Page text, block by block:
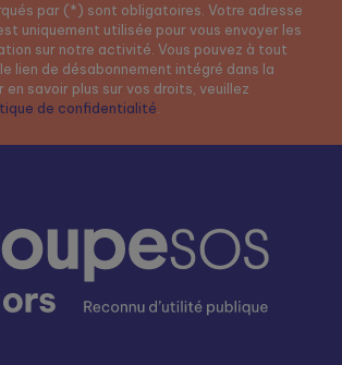
par (*) sont obligatoires. Votre adresse
uniquement utilisée pour vous envoyer les
sur notre activité. Vous pouvez à tout
lien de désabonnement intégré dans la
en savoir plus sur vos droits, veuillez
de confidentialité.